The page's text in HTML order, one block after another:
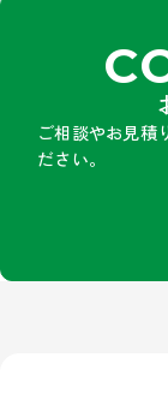
ご相談やお見積
ださい。